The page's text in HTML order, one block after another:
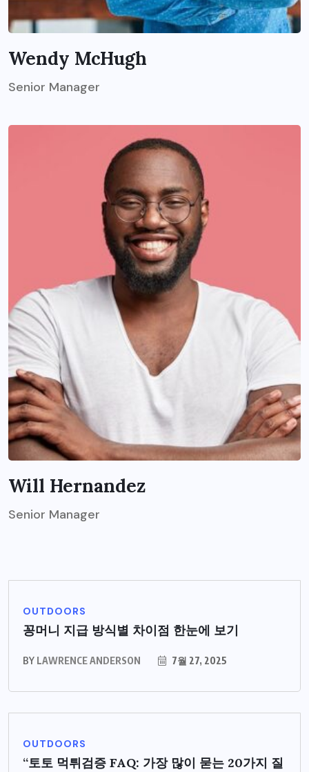
Wendy McHugh
Senior Manager
Will Hernandez
Senior Manager
OUTDOORS
꽁머니 지급 방식별 차이점 한눈에 보기
BY LAWRENCE ANDERSON 7월 27, 2025
OUTDOORS
“토토 먹튀검증 FAQ: 가장 많이 묻는 20가지 질